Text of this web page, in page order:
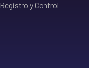
Registro y Control